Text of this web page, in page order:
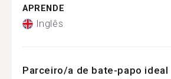
APRENDE
Inglês
Parceiro/a de bate-papo ideal